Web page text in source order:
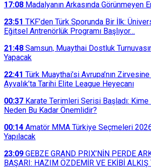
17:08 Madalyanın Arkasında Görünmeyen
23:51 TKF’den Türk Sporunda Bir İlk:
Eğitsel Antrenörlük Programı Başlıyor…
21:48 Samsun, Muaythai Dostluk
Yapacak
22:41 Türk Muaythai’si Avrupa’nın Zirvesine
Ayvalık’ta Tarihi Elite League Heyecanı
00:37 Karate Terimleri Serisi Başladı: Kime
Neden Bu Kadar Önemlidir?
00:14 Amatör MMA Türkiye Seçmeleri 2026
Yapılacak
23:09 GEBZE GRAND PRIX’NİN PERDE
BAŞARI: HAZIM ÖZDEMİR VE EKİBİ